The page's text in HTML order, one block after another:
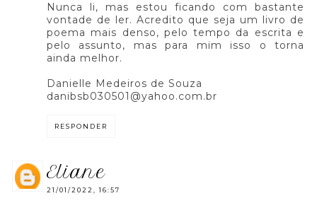
Nunca li, mas estou ficando com bastante
vontade de ler. Acredito que seja um livro de
poema mais denso, pelo tempo da escrita e
pelo assunto, mas para mim isso o torna
ainda melhor.
Danielle Medeiros de Souza
danibsb030501@yahoo.com.br
RESPONDER
eliane
21/01/2022, 16:57